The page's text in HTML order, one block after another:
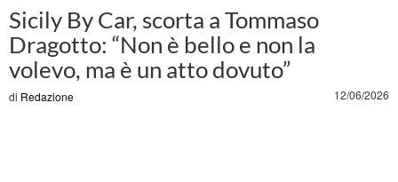
Sicily By Car, scorta a Tommaso
Dragotto: “Non è bello e non la
volevo, ma è un atto dovuto”
di Redazione 12/06/2026